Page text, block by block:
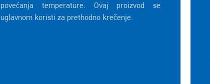
povećanja temperature. Ovaj proizvod se
uglavnom koristi za prethodno krečenje.